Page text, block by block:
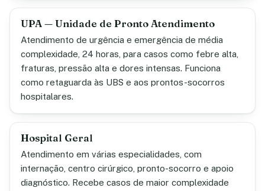
UPA — Unidade de Pronto Atendimento
Atendimento de urgência e emergência de média
complexidade, 24 horas, para casos como febre alta,
fraturas, pressão alta e dores intensas. Funciona
como retaguarda às UBS e aos prontos-socorros
hospitalares.
Hospital Geral
Atendimento em várias especialidades, com
internação, centro cirúrgico, pronto-socorro e apoio
diagnóstico. Recebe casos de maior complexidade